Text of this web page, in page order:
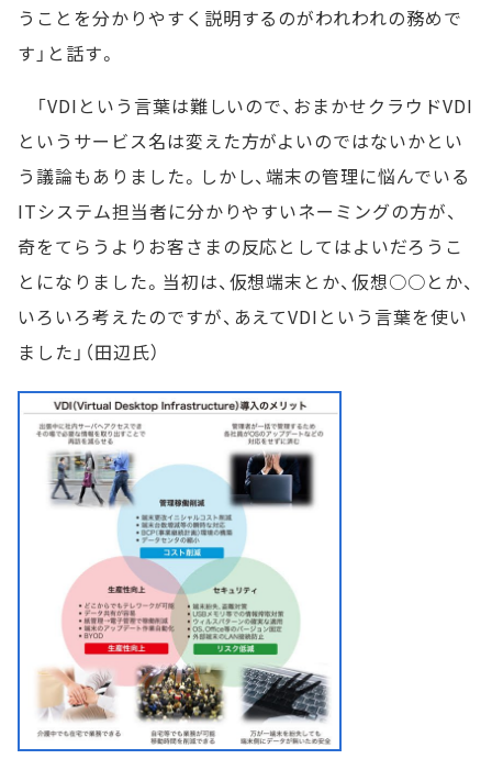
うことを分かりやすく説明するのがわれわれの務めで
す」と話す。
「VDIという言葉は難しいので、おまかせクラウドVDI
というサービス名は変えた方がよいのではないかとい
う議論もありました。しかし、端末の管理に悩んでいる
ITシステム担当者に分かりやすいネーミングの方が、
奇をてらうよりお客さまの反応としてはよいだろうこ
とになりました。当初は、仮想端末とか、仮想○○とか、
いろいろ考えたのですが、あえてVDIという言葉を使い
ました」（田辺氏）